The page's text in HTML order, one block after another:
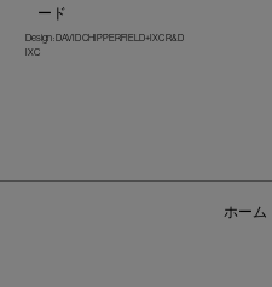
ード
Design : DAVID CHIPPERFIELD+IXC R&D
IXC
ホーム